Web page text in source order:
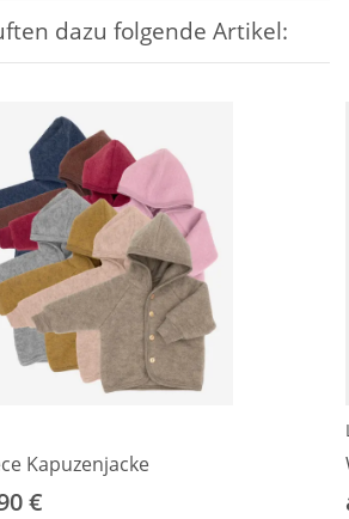
dazu folgende Artikel:
Kapuzenjacke
€